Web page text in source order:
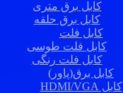
کابل برق متری
کابل برق حلقه
کابل فلت
کابل فلت طوسی
کابل فلت رنگی
کابل برق(پاور)
کابل HDMI/VGA